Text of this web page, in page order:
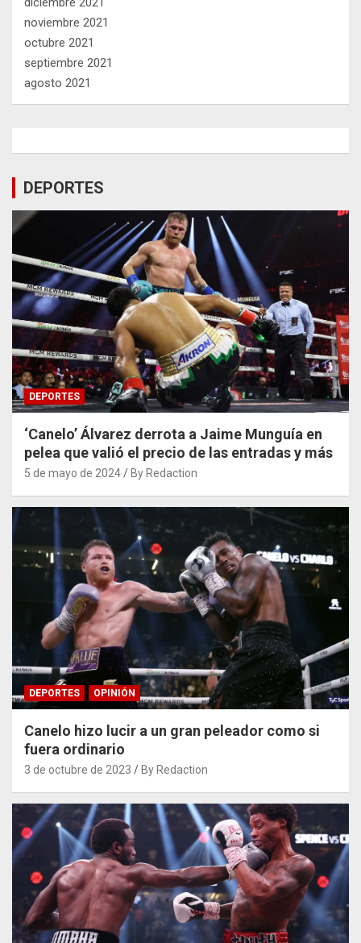
noviembre 2021
octubre 2021
septiembre 2021
agosto 2021
DEPORTES
DEPORTES
‘Canelo’ Álvarez derrota a Jaime Munguía en
pelea que valió el precio de las entradas y más
5 de mayo de 2024 By Redaction
DEPORTES OPINIÓN
Canelo hizo lucir a un gran peleador como si
fuera ordinario
3 de octubre de 2023 By Redaction